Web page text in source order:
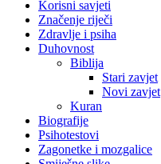
Korisni savjeti
Značenje riječi
Zdravlje i psiha
Duhovnost
Biblija
Stari zavjet
Novi zavjet
Kuran
Biografije
Psihotestovi
Zagonetke i mozgalice